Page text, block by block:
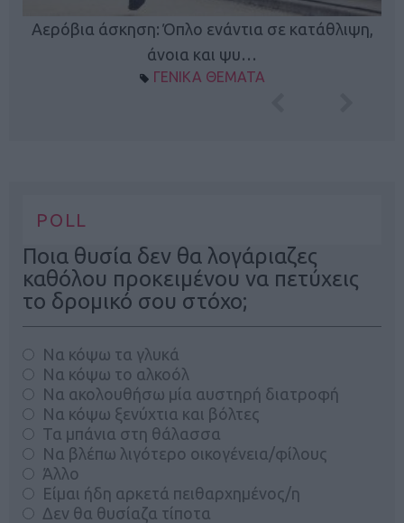
Αερόβια άσκηση: Όπλο ενάντια σε κατάθλιψη,
άνοια και ψυ…
ΓΕΝΙΚΑ ΘΕΜΑΤΑ
POLL
Ποια θυσία δεν θα λογάριαζες
καθόλου προκειμένου να πετύχεις
το δρομικό σου στόχο;
Να κόψω τα γλυκά
Να κόψω το αλκοόλ
Να ακολουθήσω μία αυστηρή διατροφή
Να κόψω ξενύχτια και βόλτες
Τα μπάνια στη θάλασσα
Να βλέπω λιγότερο οικογένεια/φίλους
Άλλο
Είμαι ήδη αρκετά πειθαρχημένος/η
Δεν θα θυσίαζα τίποτα